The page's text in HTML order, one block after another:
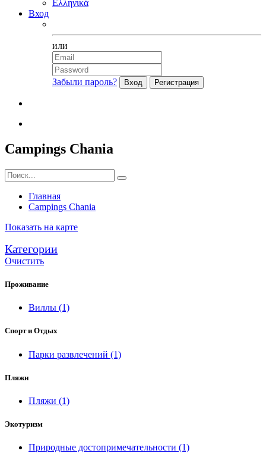
Ελληνικά
Вход
или
Забыли пароль?
Campings Chania
Главная
Campings Chania
Показать на карте
Категории
Очистить
Проживание
Виллы (1)
Спорт и Отдых
Парки развлечений (1)
Пляжи
Пляжи (1)
Экотуризм
Природные достопримечательности (1)